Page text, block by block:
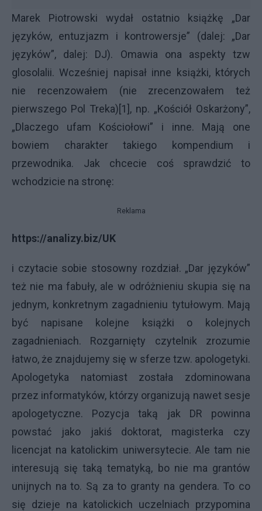
Marek Piotrowski wydał ostatnio książkę „Dar
języków, entuzjazm i kontrowersje” (dalej: „Dar
języków”, dalej: DJ). Omawia ona aspekty tzw
glosolalii. Wcześniej napisał inne książki, których
nie recenzowałem (nie zrecenzowałem też
pierwszego Pol Treka)[1], np. „Kościół Oskarżony”,
„Dlaczego ufam Kościołowi” i inne. Mają one
bowiem charakter takiego kompendium i
przewodnika. Jak chcecie coś sprawdzić to
wchodzicie na stronę:
Reklama
https://analizy.biz/UK
i czytacie sobie stosowny rozdział. „Dar języków”
też nie ma fabuły, ale w odróżnieniu skupia się na
jednym, konkretnym zagadnieniu tytułowym. Mają
być napisane kolejne książki o kolejnych
zagadnieniach. Rozgarnięty czytelnik zrozumie
łatwo, że znajdujemy się w sferze tzw. apologetyki.
Apologetyka natomiast została zdominowana
przez informatyków, którzy organizują nawet sesje
apologetyczne. Pozycja taką jak DR powinna
powstać jako jakiś doktorat, magisterka czy
licencjat na katolickim uniwersytecie. Ale tam nie
interesują się taką tematyką, bo nie ma grantów
unijnych na to. Są za to granty na gendera. To co
się dzieje na katolickich uczelniach przypomina